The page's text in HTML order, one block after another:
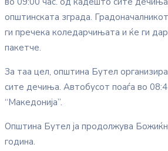
општинската зграда.
ги пречека коледарчињата и ќе ги
пакетче.
За таа цел, општина Бутел
сите дечиња. Автобусот поаѓа во
“Македонија”.
Општина Бутел ја продолжува
година.